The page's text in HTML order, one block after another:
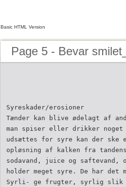
Basic HTML Version
Page 5 - Bevar
Syreskader/erosioner
Tænder kan blive ødelagt af
man spiser eller drikker
udsættes for syre kan der
opløsning af kalken fra
sodavand, juice og
holder meget syre. De har det
Syrli- ge frugter, syrlig slik